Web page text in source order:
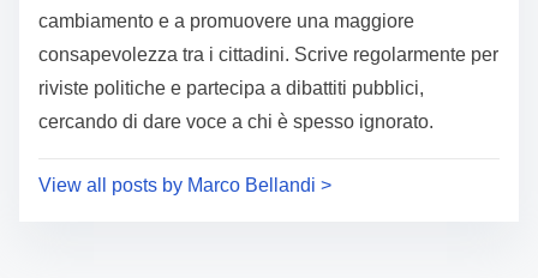
cambiamento e a promuovere una maggiore
consapevolezza tra i cittadini. Scrive regolarmente per
riviste politiche e partecipa a dibattiti pubblici,
cercando di dare voce a chi è spesso ignorato.
View all posts by Marco Bellandi >